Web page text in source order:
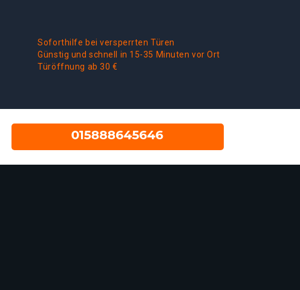
Soforthilfe bei versperrten Türen
Günstig und schnell in 15-35 Minuten vor Ort
Türöffnung ab 30 €